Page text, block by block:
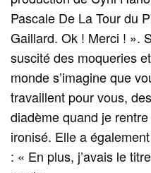
Pascale De La Tour du
Gaillard. Ok ! Merci ! ».
suscité des moqueries
monde s’imagine que
travaillent pour vous,
diadème quand je
ironisé. Elle a
: « En plus, j’avais le